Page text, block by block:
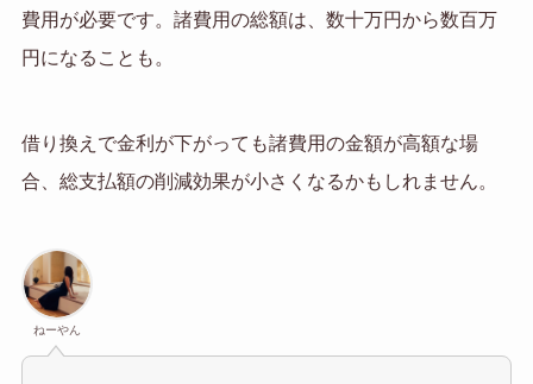
費用が必要です。諸費用の総額は、数十万円から数百万
円になることも。
借り換えで金利が下がっても諸費用の金額が高額な場
合、総支払額の削減効果が小さくなるかもしれません。
ねーやん